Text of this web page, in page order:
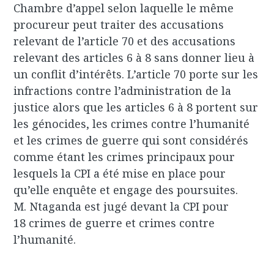
Chambre d’appel selon laquelle le même
procureur peut traiter des accusations
relevant de l’article 70 et des accusations
relevant des articles 6 à 8 sans donner lieu à
un conflit d’intérêts. L’article 70 porte sur les
infractions contre l’administration de la
justice alors que les articles 6 à 8 portent sur
les génocides, les crimes contre l’humanité
et les crimes de guerre qui sont considérés
comme étant les crimes principaux pour
lesquels la CPI a été mise en place pour
qu’elle enquête et engage des poursuites.
M. Ntaganda est jugé devant la CPI pour
18 crimes de guerre et crimes contre
l’humanité.